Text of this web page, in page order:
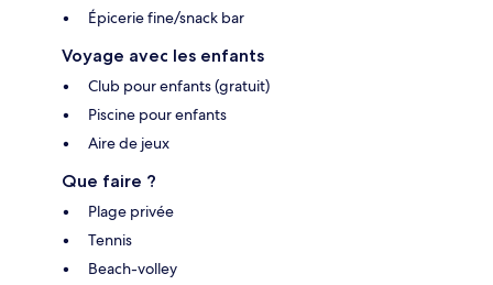
Épicerie fine/snack bar
Voyage avec les enfants
Club pour enfants (gratuit)
Piscine pour enfants
Aire de jeux
Que faire ?
Plage privée
Tennis
Beach-volley